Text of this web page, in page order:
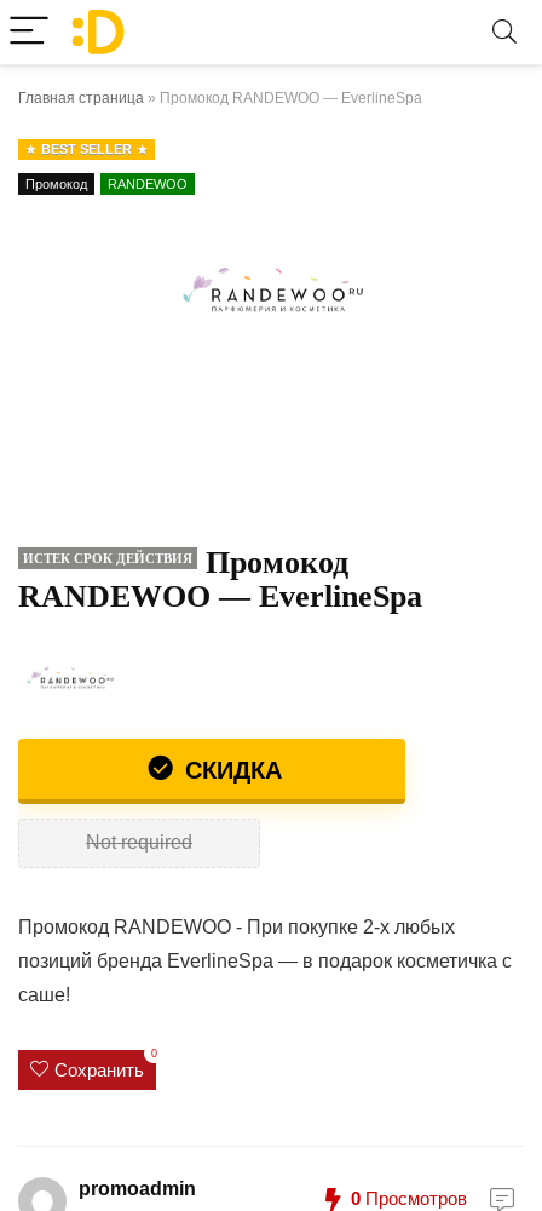
Главная страница » Промокод RANDEWOO — EverlineSpa
BEST SELLER
Промокод RANDEWOO
ИСТЕК СРОК ДЕЙСТВИЯ
Промокод
RANDEWOO — EverlineSpa
СКИДКА
Not required
Промокод RANDEWOO - При покупке 2-х любых
позиций бренда EverlineSpa — в подарок косметичка c
саше!
Сохранить
0
promoadmin 0 Просмотров